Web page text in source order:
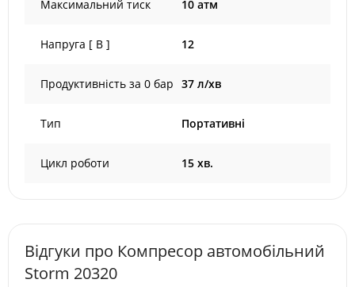
Максимальний тиск 10 атм
Напруга [ В ] 12
Продуктивність за 0 бар 37 л/хв
Тип Портативні
Цикл роботи 15 хв.
Відгуки про Компресор автомобільний
Storm 20320